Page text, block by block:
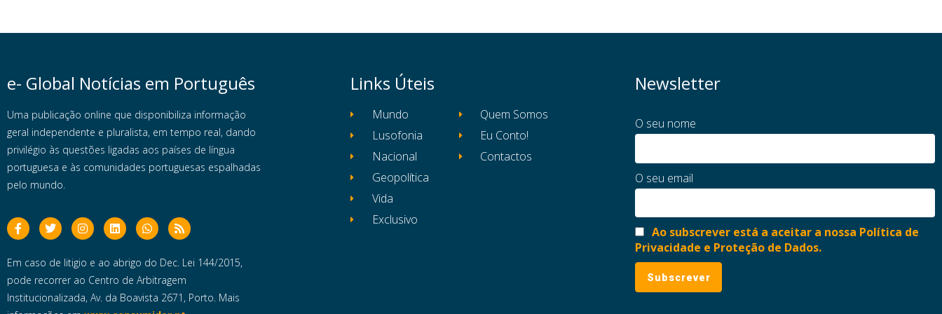
e- Global Notícias em Português
Uma publicação online que disponibiliza informação
geral independente e pluralista, em tempo real, dando
privilégio às questões ligadas aos países de língua
portuguesa e às comunidades portuguesas espalhadas
pelo mundo.
Em caso de litigio e ao abrigo do Dec. Lei 144/2015,
pode recorrer ao Centro de Arbitragem
Institucionalizada, Av. da Boavista 2671, Porto. Mais
Links Úteis
Mundo
Lusofonia
Nacional
Geopolítica
Vida
Exclusivo
Quem Somos
Eu Conto!
Contactos
Newsletter
O seu nome
O seu email
Ao subscrever está a aceitar a nossa Política de
Privacidade e Proteção de Dados.